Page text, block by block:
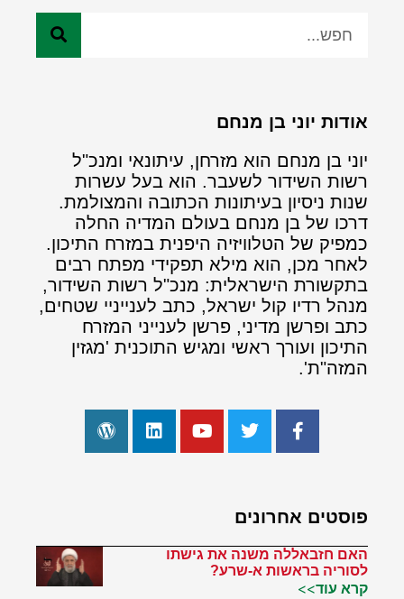
אודות יוני בן מנחם
יוני בן מנחם הוא מזרחן, עיתונאי ומנכ"ל
רשות השידור לשעבר. הוא בעל עשרות
שנות ניסיון בעיתונות הכתובה והמצולמת.
דרכו של בן מנחם בעולם המדיה החלה
כמפיק של הטלוויזיה היפנית במזרח התיכון.
לאחר מכן, הוא מילא תפקידי מפתח רבים
בתקשורת הישראלית: מנכ"ל רשות השידור,
מנהל רדיו קול ישראל, כתב לענייניי שטחים,
כתב ופרשן מדיני, פרשן לענייני המזרח
התיכון ועורך ראשי ומגיש התוכנית 'מגזין
המזה"ת'.
פוסטים אחרונים
האם חזבאללה משנה את גישתו
לסוריה בראשות א-שרע?
קרא עוד>>